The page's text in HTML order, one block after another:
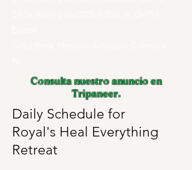
Consulta nuestro anuncio en
Tripaneer.
Daily Schedule for
Royal's Heal Everything
Retreat